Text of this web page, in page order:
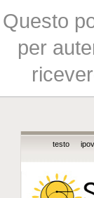
Questo
per
testo